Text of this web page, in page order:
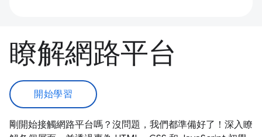
瞭解網路平台
開始學習
剛開始接觸網路平台嗎？沒問題，我們都準備好了！深入瞭